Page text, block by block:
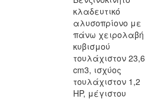
κλαδευτικό
αλυσοπρίονο με
πάνω χειρολαβή
κυβισμού
τουλάχιστον 23,6
cm3, ισχύος
τουλάχιστον 1,2
HP, μέγιστου